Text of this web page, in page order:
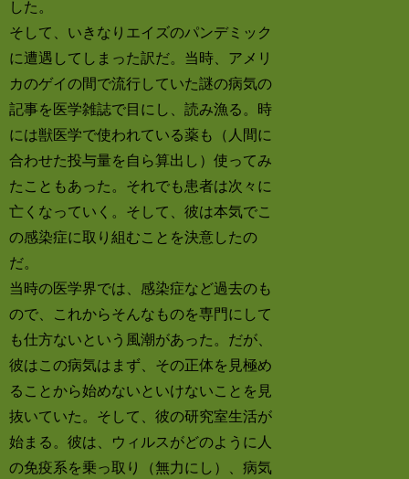
した。
そして、いきなりエイズのパンデミック
に遭遇してしまった訳だ。当時、アメリ
カのゲイの間で流行していた謎の病気の
記事を医学雑誌で目にし、読み漁る。時
には獣医学で使われている薬も（人間に
合わせた投与量を自ら算出し）使ってみ
たこともあった。それでも患者は次々に
亡くなっていく。そして、彼は本気でこ
の感染症に取り組むことを決意したの
だ。
当時の医学界では、感染症など過去のも
ので、これからそんなものを専門にして
も仕方ないという風潮があった。だが、
彼はこの病気はまず、その正体を見極め
ることから始めないといけないことを見
抜いていた。そして、彼の研究室生活が
始まる。彼は、ウィルスがどのように人
の免疫系を乗っ取り（無力にし）、病気